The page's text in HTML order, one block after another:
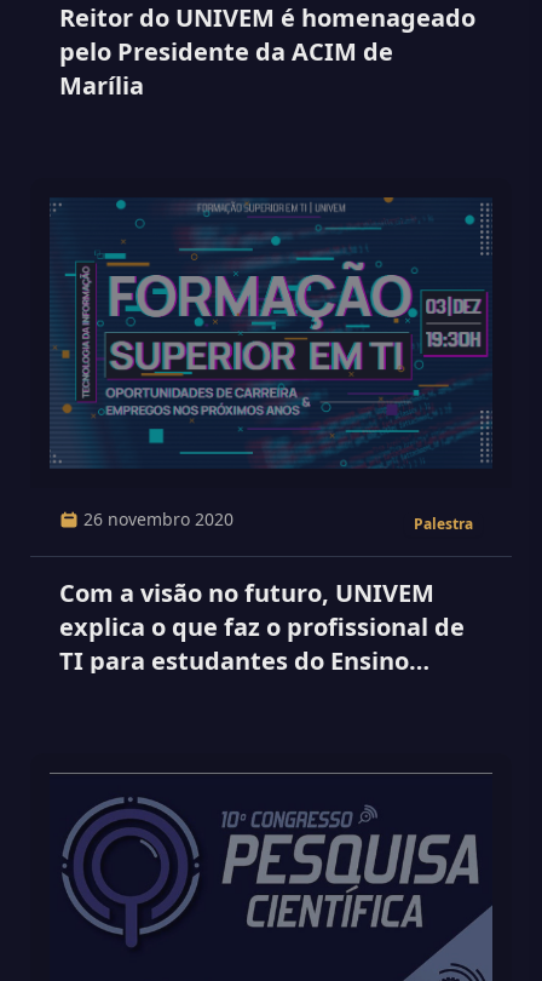
Reitor do UNIVEM é homenageado
pelo Presidente da ACIM de
Marília
26 novembro 2020 Palestra
Com a visão no futuro, UNIVEM
explica o que faz o profissional de
TI para estudantes do Ensino